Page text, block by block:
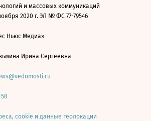
и массовых коммуникаций
2020 г. ЭЛ № ФС 77-79546
Ньюс Медиа»
Ирина Сергеевна
cookie и данные геолокации